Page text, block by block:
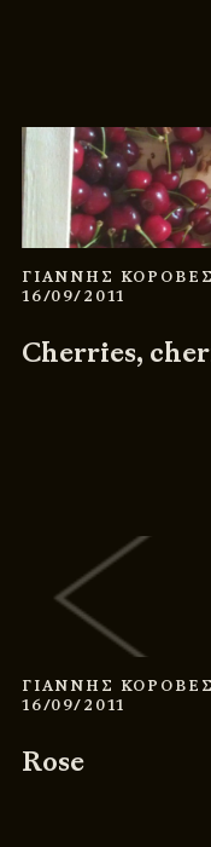
ΓΙΑΝΝΗΣ
16/09/2011
Cherries,
ΓΙΑΝΝΗΣ
16/09/2011
Rose